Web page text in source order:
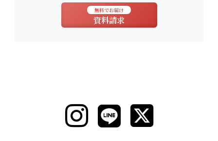
無料でお届け
資料請求